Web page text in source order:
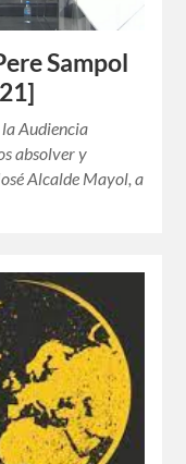
Sampol
la Audiencia
absolver y
Alcalde Mayol, a